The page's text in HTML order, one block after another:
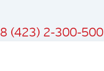
8 (423) 2-300-500